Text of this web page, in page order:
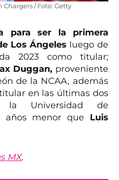
Chargers / Foto: Getty
para ser la primera
Los Ángeles luego de
2023 como titular;
Duggan, proveniente
de la NCAA, además
en las últimas dos
la Universidad de
años menor que Luis
MX.